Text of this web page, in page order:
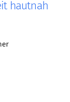
hautnah